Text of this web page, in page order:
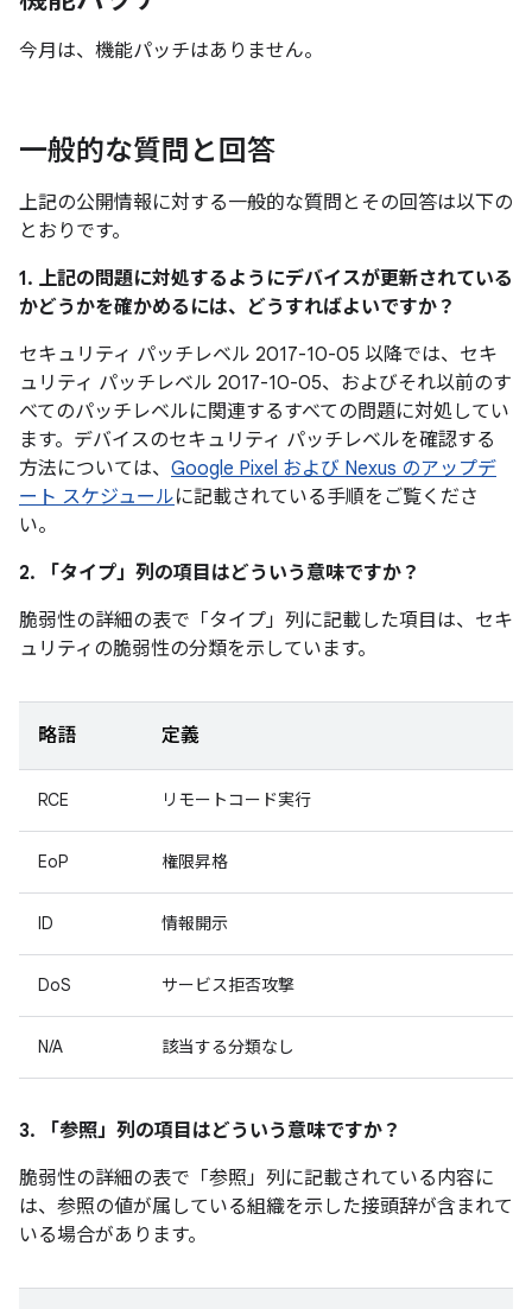
今月は、機能パッチはありません。
一般的な質問と回答
上記の公開情報に対する一般的な質問とその回答は以下の
とおりです。
1. 上記の問題に対処するようにデバイスが更新されている
かどうかを確かめるには、どうすればよいですか？
セキュリティ パッチレベル 2017-10-05 以降では、セキ
ュリティ パッチレベル 2017-10-05、およびそれ以前のす
べてのパッチレベルに関連するすべての問題に対処してい
ます。デバイスのセキュリティ パッチレベルを確認する
方法については、 Google Pixel および Nexus のアップデ
ート スケジュールに記載されている手順をご覧くださ
い。
2. 「タイプ」 列の項目はどういう意味ですか？
脆弱性の詳細の表で「タイプ」列に記載した項目は、セキ
ュリティの脆弱性の分類を示しています。
略語 定義
RCE リモートコード実行
EoP 権限昇格
ID 情報開示
DoS サービス拒否攻撃
N/A 該当する分類なし
3. 「参照」 列の項目はどういう意味ですか？
脆弱性の詳細の表で「参照」列に記載されている内容に
は、参照の値が属している組織を示した接頭辞が含まれて
いる場合があります。